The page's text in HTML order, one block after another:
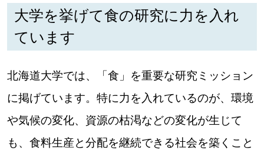
大学を挙げて食の研究に力を入れ
ています
北海道大学では、「食」を重要な研究ミッション
に掲げています。特に力を入れているのが、環境
や気候の変化、資源の枯渇などの変化が生じて
も、食料生産と分配を継続できる社会を築くこと